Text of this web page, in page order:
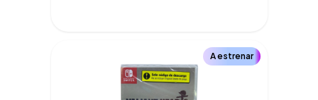
A estrenar